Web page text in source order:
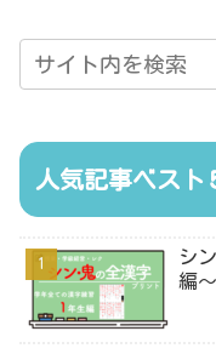
人気記事ベスト
シ
編〜